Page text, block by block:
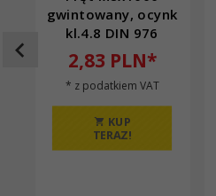
gwintowany, ocynk
kl.4.8 DIN 976
2,83 PLN*
* z podatkiem VAT
KUP
TERAZ!